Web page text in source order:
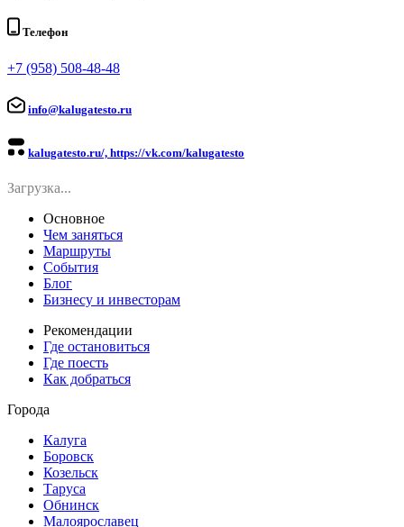
Телефон
+7 (958) 508-48-48
info@kalugatesto.ru
kalugatesto.ru/, https://vk.com/kalugatesto
Загрузка...
Основное
Чем заняться
Маршруты
События
Блог
Бизнесу и инвесторам
Рекомендации
Где остановиться
Где поесть
Как добраться
Города
Калуга
Боровск
Козельск
Таруса
Обнинск
Малоярославец